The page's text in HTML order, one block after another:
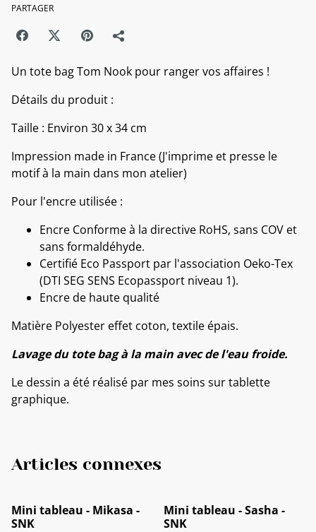
PARTAGER
Un tote bag Tom Nook pour ranger vos affaires !
Détails du produit :
Taille : Environ 30 x 34 cm
Impression made in France (J'imprime et presse le
motif à la main dans mon atelier)
Pour l'encre utilisée :
Encre Conforme à la directive RoHS, sans COV et
sans formaldéhyde.
Certifié Eco Passport par l'association Oeko-Tex
(DTI SEG SENS Ecopassport niveau 1).
Encre de haute qualité
Matière Polyester effet coton, textile épais.
Lavage du tote bag à la main avec de l'eau froide.
Le dessin a été réalisé par mes soins sur tablette
graphique.
Articles connexes
Mini tableau - Mikasa -
SNK
Mini tableau - Sasha -
SNK